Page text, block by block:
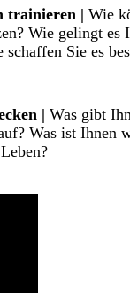
trainieren | Wie
Wie gelingt es
schaffen Sie es
| Was gibt
Was ist Ihnen